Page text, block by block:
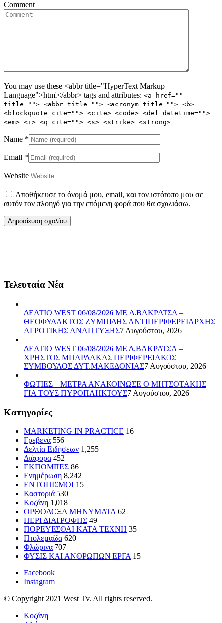
Comment
You may use these <abbr title="HyperText Markup
Language">html</abbr> tags and attributes: <a href=""
title=""> <abbr title=""> <acronym title=""> <b>
<blockquote cite=""> <cite> <code> <del datetime="">
<em> <i> <q cite=""> <s> <strike> <strong>
Name *
Email *
Website
Αποθήκευσε το όνομά μου, email, και τον ιστότοπο μου σε
αυτόν τον πλοηγό για την επόμενη φορά που θα σχολιάσω.
Τελευταία Νέα
ΔΕΛΤΙΟ WEST 06/08/2026 ME Δ.ΒΑΚΡΑΤΣΑ –
ΘΕΟΦΥΛΑΚΤΟΣ ΖΥΜΠΙΔΗΣ ΑΝΤΙΠΕΡΙΦΕΡΕΙΑΡΧΗΣ
ΑΓΡΟΤΙΚΗΣ ΑΝΑΠΤΥΞΗΣ7 Αυγούστου, 2026
ΔΕΛΤΙΟ WEST 06/08/2026 ΜΕ Δ.ΒΑΚΡΑΤΣΑ –
ΧΡΗΣΤΟΣ ΜΠΑΡΔΑΚΑΣ ΠΕΡΙΦΕΡΕΙΑΚΟΣ
ΣΥΜΒΟΥΛΟΣ ΔΥΤ.ΜΑΚΕΔΟΝΙΑΣ7 Αυγούστου, 2026
ΦΩΤΙΕΣ – ΜΕΤΡΑ ΑΝΑΚΟΙΝΩΣΕ Ο ΜΗΤΣΟΤΑΚΗΣ
ΓΙΑ ΤΟΥΣ ΠΥΡΟΠΛΗΚΤΟΥΣ7 Αυγούστου, 2026
Kατηγορίες
MARKETING IN PRACTICE 16
Γρεβενά 556
Δελτία Ειδήσεων 1,255
Διάφορα 452
ΕΚΠΟΜΠΕΣ 86
Ενημέρωση 8,242
ΕΝΤΟΠΙΣΜΟΙ 15
Καστοριά 530
Κοζάνη 1,018
ΟΡΘΟΔΟΞΑ ΜΗΝΥΜΑΤΑ 62
ΠΕΡΙ ΔΙΑΤΡΟΦΗΣ 49
ΠΟΡΕΥΕΣΘΑΙ ΚΑΤΑ ΤΕΧΝΗ 35
Πτολεμαϊδα 620
Φλώρινα 707
ΦΥΣΙΣ ΚΑΙ ΑΝΘΡΩΠΩΝ ΕΡΓΑ 15
Facebook
Instagram
© Copyright 2021 West Tv. All rights reserved.
Κοζάνη